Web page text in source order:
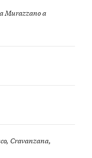
Murazzano a
Cravanzana,